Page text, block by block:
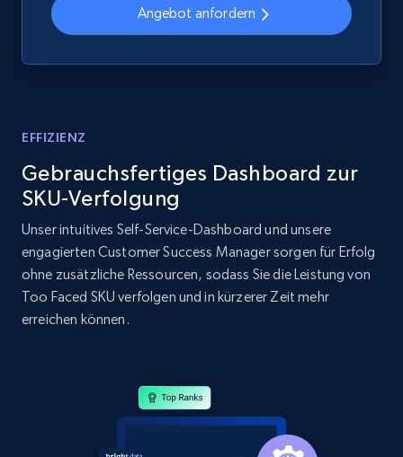
Home Depot US - Discover products by
Home Depot US - Discovery products by
specific category URL
URL, Domain, Country code, Model number,
Sku, Product id, Product name, Manufacturer,
355+
Angebot anfordern
EFFIZIENZ
Gebrauchsfertiges Dashboard zur
SKU-Verfolgung
Unser intuitives Self-Service-Dashboard und unsere
engagierten Customer Success Manager sorgen für Erfolg
ohne zusätzliche Ressourcen, sodass Sie die Leistung von
Too Faced SKU verfolgen und in kürzerer Zeit mehr
erreichen können.